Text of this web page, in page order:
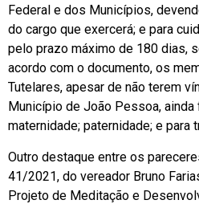
Federal e dos Municípios,
do cargo que exercerá; e para
pelo prazo máximo de 180 dias,
acordo com o documento, os
Tutelares, apesar de não terem
Município de João Pessoa, ainda
maternidade; paternidade; e para
Outro destaque entre os
41/2021, do vereador Bruno
Projeto de Meditação e